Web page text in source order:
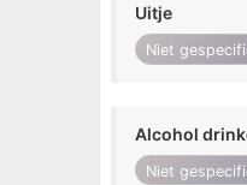
Uitje
Niet
Alcohol
Niet